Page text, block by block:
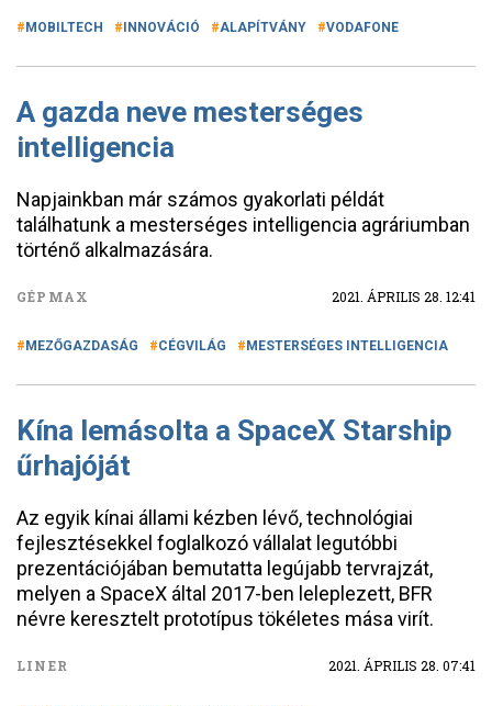
MOBILTECH INNOVÁCIÓ ALAPÍTVÁNY VODAFONE
A gazda neve mesterséges
intelligencia
Napjainkban már számos gyakorlati példát
találhatunk a mesterséges intelligencia agráriumban
történő alkalmazására.
GÉPMAX 2021. ÁPRILIS 28. 12:41
MEZŐGAZDASÁG CÉGVILÁG MESTERSÉGES INTELLIGENCIA
Kína lemásolta a SpaceX Starship
űrhajóját
Az egyik kínai állami kézben lévő, technológiai
fejlesztésekkel foglalkozó vállalat legutóbbi
prezentációjában bemutatta legújabb tervrajzát,
melyen a SpaceX által 2017-ben leleplezett, BFR
névre keresztelt prototípus tökéletes mása virít.
LINER 2021. ÁPRILIS 28. 07:41